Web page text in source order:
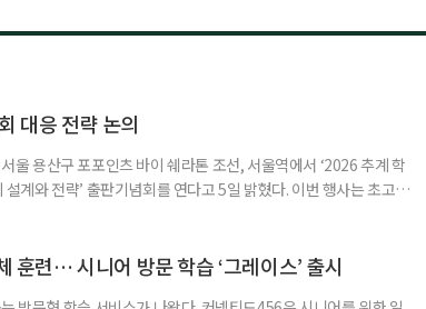
대응 전략 논의
울 용산구 포포인츠 바이 쉐라톤 조선, 서울역에서 ‘2026 추계 학
계와 전략’ 출판기념회를 연다고 5일 밝혔다. 이번 행사는 초고령
저자들이 돌봄과 금융, 헬스케어, 여가, 식품, 디지털 기술 등
훈련… 시니어 방문 학습 ‘그레이스’ 출시